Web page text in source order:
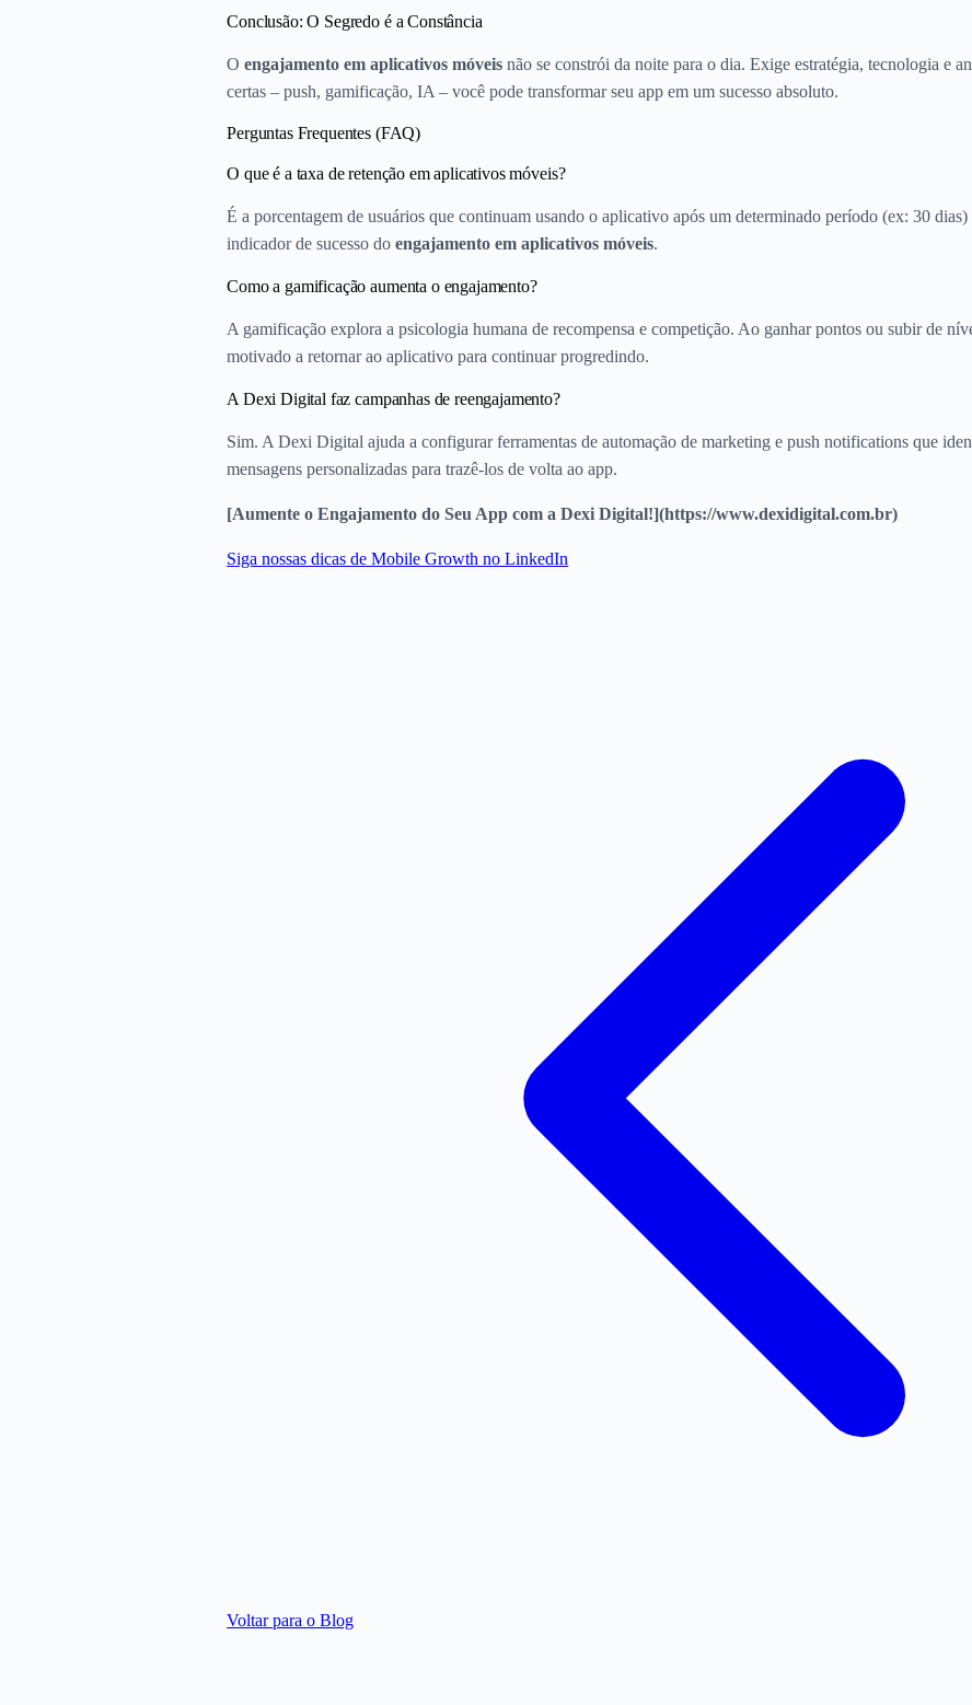
Conclusão: O Segredo é a Constância
Oengajamento em aplicativos móveis não se constrói da noite para o dia. Exige estratégia, tecnologia e
certas – push, gamificação, IA – você pode transformar seu app em um sucesso absoluto.
Perguntas Frequentes (FAQ)
O que é a taxa de retenção em aplicativos móveis?
É a porcentagem de usuários que continuam usando o aplicativo após um determinado período (ex: 30
indicador de sucesso doengajamento em aplicativos móveis.
Como a gamificação aumenta o engajamento?
A gamificação explora a psicologia humana de recompensa e competição. Ao ganhar pontos ou subir de
motivado a retornar ao aplicativo para continuar progredindo.
A Dexi Digital faz campanhas de reengajamento?
Sim. A Dexi Digital ajuda a configurar ferramentas de automação de marketing e push notifications que
mensagens personalizadas para trazê-los de volta ao app.
[Aumente o Engajamento do Seu App com a Dexi Digital!](https://www.dexidigital.com.br)
Siga nossas dicas de Mobile Growth no LinkedIn
Voltar para o Blog